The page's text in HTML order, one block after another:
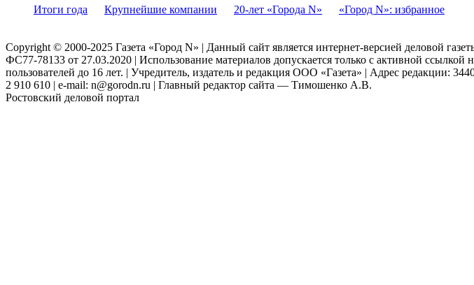
Итоги года
Крупнейшие компании 20-лет «Города N» «Город N»: избранное
Copyright © 2000-2025 Газета «Город N» | Данный сайт является интернет-версией деловой
ФС77-78133 от 27.03.2020 | Использование материалов допускается только с активной
пользователей до 16 лет. | Учредитель, издатель и редакция ООО «Газета» | Адрес редакции:
2 910 610 | e-mail: n@gorodn.ru | Главный редактор сайта — Тимошенко А.В.
Ростовский деловой портал